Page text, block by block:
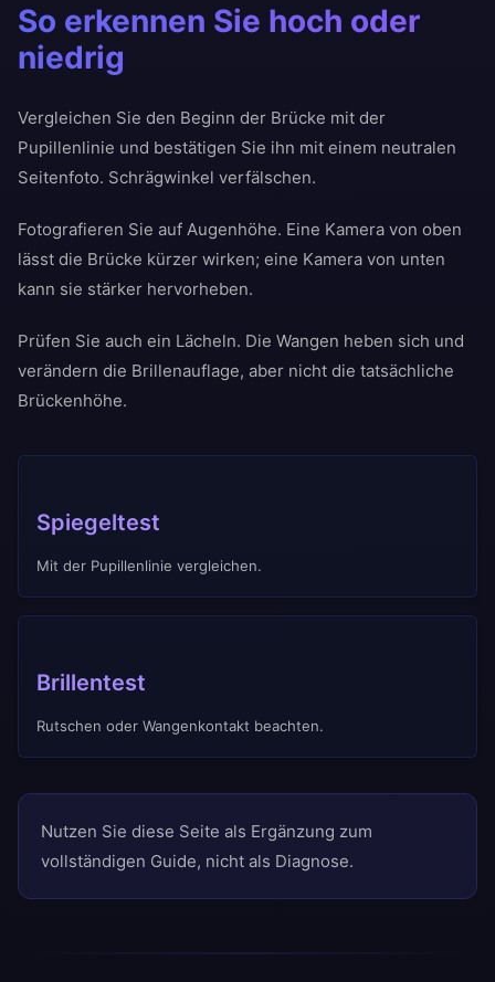
So erkennen Sie hoch oder
niedrig
Vergleichen Sie den Beginn der Brücke mit der
Pupillenlinie und bestätigen Sie ihn mit einem neutralen
Seitenfoto. Schrägwinkel verfälschen.
Fotografieren Sie auf Augenhöhe. Eine Kamera von oben
lässt die Brücke kürzer wirken; eine Kamera von unten
kann sie stärker hervorheben.
Prüfen Sie auch ein Lächeln. Die Wangen heben sich und
verändern die Brillenauflage, aber nicht die tatsächliche
Brückenhöhe.
Spiegeltest
Mit der Pupillenlinie vergleichen.
Brillentest
Rutschen oder Wangenkontakt beachten.
Nutzen Sie diese Seite als Ergänzung zum
vollständigen Guide, nicht als Diagnose.